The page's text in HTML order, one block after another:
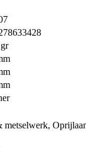
metselwerk,